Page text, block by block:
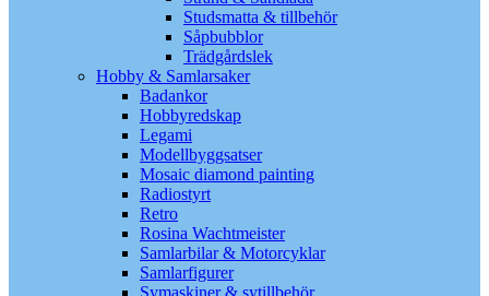
Studsmatta & tillbehör
Såpbubblor
Trädgårdslek
Hobby & Samlarsaker
Badankor
Hobbyredskap
Legami
Modellbyggsatser
Mosaic diamond painting
Radiostyrt
Retro
Rosina Wachtmeister
Samlarbilar & Motorcyklar
Samlarfigurer
Symaskiner & sytillbehör